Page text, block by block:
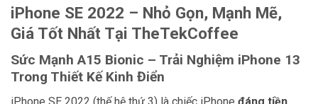
đến
8.590.000₫
iPhone SE 2022 – Nhỏ Gọn, Mạnh Mẽ,
Giá Tốt Nhất Tại TheTekCoffee
Sức Mạnh A15 Bionic – Trải Nghiệm iPhone 13
Trong Thiết Kế Kinh Điển